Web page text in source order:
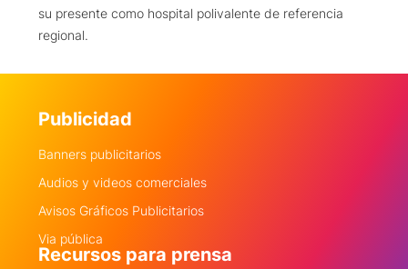
su presente como hospital polivalente de referencia
regional.
Publicidad
Banners publicitarios
Audios y videos comerciales
Avisos Gráficos Publicitarios
Via pública
Recursos para prensa